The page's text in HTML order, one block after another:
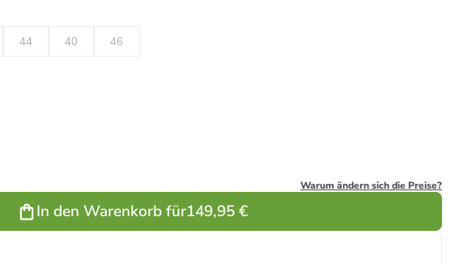
44 40 46
Warum ändern sich die Preise?
In den Warenkorb für149,95 €